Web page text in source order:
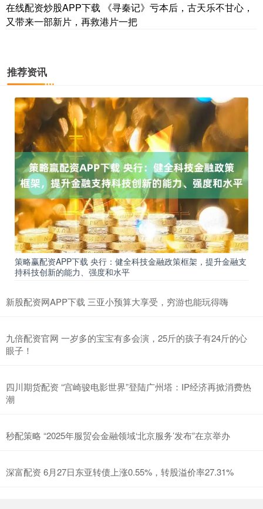
在线配资炒股APP下载 《寻秦记》亏本后，古天乐不甘心，
又带来一部新片，再救港片一把
推荐资讯
策略赢配资APP下载 央行：健全科技金融政策框架，提升金融支
持科技创新的能力、强度和水平
新股配资网APP下载 三亚小预算大享受，穷游也能玩得嗨
九倍配资官网 一岁多的宝宝有多会演，25斤的孩子有24斤的心
眼子！
四川期货配资 “宫崎骏电影世界”登陆广州塔：IP经济再掀消费热
潮
秒配策略 “2025年服贸会金融领域‘北京服务’发布”在京举办
深富配资 6月27日东亚转债上涨0.55%，转股溢价率27.31%